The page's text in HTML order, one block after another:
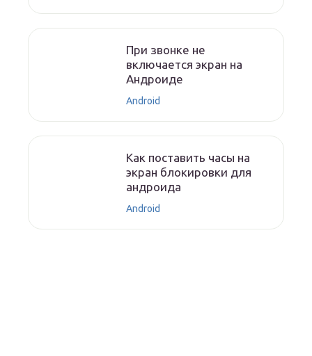
При звонке не
включается экран на
Андроиде
Android
Как поставить часы на
экран блокировки для
андроида
Android